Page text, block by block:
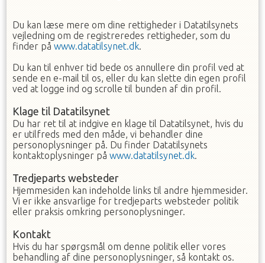
Du kan læse mere om dine rettigheder i Datatilsynets
vejledning om de registreredes rettigheder, som du
finder på www.datatilsynet.dk.
Du kan til enhver tid bede os annullere din profil ved at
sende en e-mail til os, eller du kan slette din egen profil
ved at logge ind og scrolle til bunden af din profil.
Klage til Datatilsynet
Du har ret til at indgive en klage til Datatilsynet, hvis du
er utilfreds med den måde, vi behandler dine
personoplysninger på. Du finder Datatilsynets
kontaktoplysninger på www.datatilsynet.dk.
Tredjeparts websteder
Hjemmesiden kan indeholde links til andre hjemmesider.
Vi er ikke ansvarlige for tredjeparts websteder politik
eller praksis omkring personoplysninger.
Kontakt
Hvis du har spørgsmål om denne politik eller vores
behandling af dine personoplysninger, så kontakt os.